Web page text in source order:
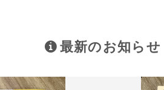
最新のお知らせ